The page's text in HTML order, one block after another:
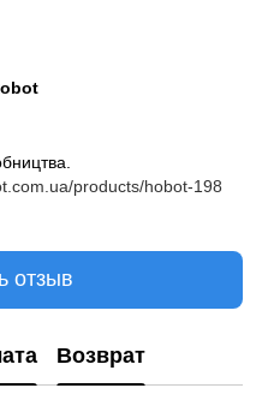
products/hobot-198
отзыв
Возврат